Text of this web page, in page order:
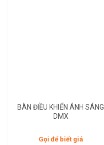
BÀN ĐIỀU KHIỂN ÁNH SÁNG
DMX
Gọi để biết giá